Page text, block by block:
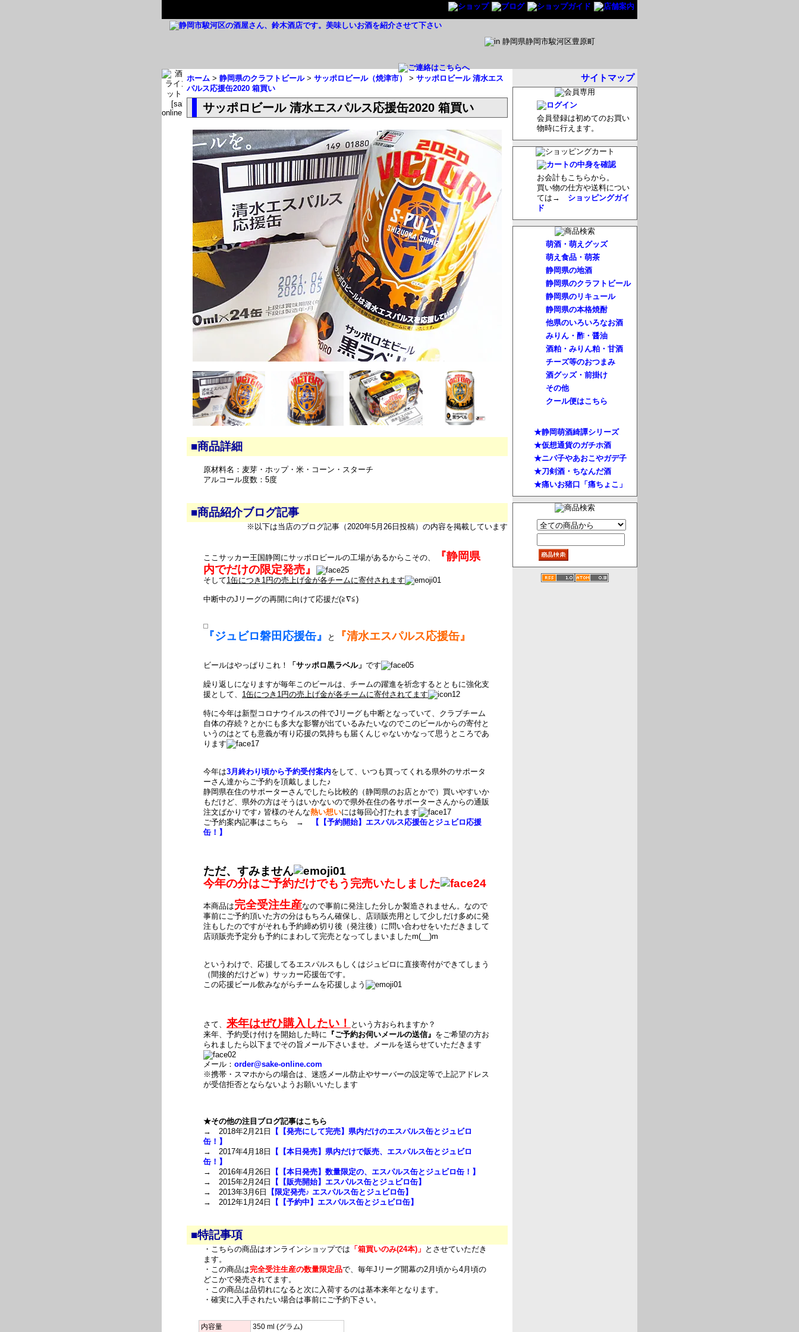
ホーム > 静岡県のクラフトビール> サッポロビール（焼津市） > サッポロビール 清水エス
パルス応援缶2020 箱買い
サッポロビール 清水エスパルス応援缶2020 箱買い
■商品詳細
原材料名：麦芽・ホップ・米・コーン・スターチ
アルコール度数：5度
■商品紹介ブログ記事
※以下は当店のブログ記事（2020年5月26日投稿）の内容を掲載しています
ここサッカー王国静岡にサッポロビールの工場があるからこその、
『静岡県
内でだけの限定発売』
そして1缶につき1円の売上げ金が各チームに寄付されます
中断中のJリーグの再開に向けて応援だ(≧∇≦)
『ジュビロ磐田応援缶』 と 『清水エスパルス応援缶』
ビールはやっぱりこれ！ 「サッポロ黒ラベル」 です
繰り返しになりますが毎年このビールは、チームの躍進を祈念するとともに強化支
援として、 1缶につき1円の売上げ金が各チームに寄付されてます
特に今年は新型コロナウイルスの件でJリーグも中断となっていて、クラブチーム
自体の存続？とかにも多大な影響が出ているみたいなのでこのビールからの寄付と
いうのはとても意義が有り応援の気持ちも届くんじゃないかなって思うところであ
ります
今年は3月終わり頃から予約受付案内をして、いつも買ってくれる県外のサポータ
ーさん達からご予約を頂戴しました♪
静岡県在住のサポーターさんでしたら比較的（静岡県のお店とかで）買いやすいか
もだけど、県外の方はそうはいかないので県外在住の各サポーターさんからの通販
注文ばかりです♪ 皆様のそんな熱い想いには毎回心打たれます
ご予約案内記事はこちら →
【【予約開始】エスパルス応援缶とジュビロ応援
缶！】
ただ、すみません
今年の分はご予約だけでもう完売いたしました
本商品は完全受注生産なので事前に発注した分しか製造されません。なので
事前にご予約頂いた方の分はもちろん確保し、店頭販売用として少しだけ多めに発
注もしたのですがそれも予約締め切り後（発注後）に問い合わせをいただきまして
店頭販売予定分も予約にまわして完売となってしまいましたm(__)m
というわけで、応援してるエスパルスもしくはジュビロに直接寄付ができてしまう
（間接的だけどｗ）サッカー応援缶です。
この応援ビール飲みながらチームを応援しよう
さて、 来年はぜひ購入したい！ という方おられますか？
来年、予約受け付けを開始した時に 『ご予約お伺いメールの送信』 をご希望の方お
られましたら以下までその旨メール下さいませ。メールを送らせていただきます
メール： order@sake-online.com
※携帯・スマホからの場合は、迷惑メール防止やサーバーの設定等で上記アドレス
が受信拒否とならないようお願いいたします
★その他の注目ブログ記事はこちら
→ 2018年2月21日
【【発売にして完売】県内だけのエスパルス缶とジュビロ
缶！】
→ 2017年4月18日
【【本日発売】県内だけで販売、エスパルス缶とジュビロ
缶！】
→ 2016年4月26日
【【本日発売】数量限定の、エスパルス缶とジュビロ缶！】
→ 2015年2月24日
【【販売開始】エスパルス缶とジュビロ缶】
→ 2013年3月6日
【限定発売♪ エスパルス缶とジュビロ缶】
→ 2012年1月24日
【【予約中】エスパルス缶とジュビロ缶】
■特記事項
・こちらの商品はオンラインショップでは 「箱買いのみ(24本)」 とさせていただき
ます。
・この商品は完全受注生産の数量限定品で、毎年Jリーグ開幕の2月頃から4月頃の
どこかで発売されてます。
・この商品は品切れになると次に入荷するのは基本来年となります。
・確実に入手されたい場合は事前にご予約下さい。
内容量 350 ml (グラム)
サイトマップ
会員登録は初めてのお買い
物時に行えます。
お会計もこちらから。
買い物の仕方や送料につい
ては→ ショッピングガイ
ド
萌酒・萌えグッズ
萌え食品・萌茶
静岡県の地酒
静岡県のクラフトビール
静岡県のリキュール
静岡県の本格焼酎
他県のいろいろなお酒
みりん・酢・醤油
酒粕・みりん粕・甘酒
チーズ等のおつまみ
酒グッズ・前掛け
その他
クール便はこちら
★静岡萌酒綺譚シリーズ
★仮想通貨のガチホ酒
★ニパ子やあおこやガデ子
★刀剣酒・ちなんだ酒
★痛いお猪口「痛ちょこ」